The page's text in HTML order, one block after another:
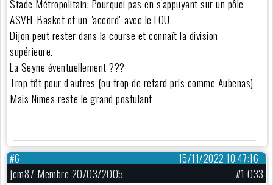
Stade Métropolitain: Pourquoi pas en s'appuyant sur un pôle
ASVEL Basket et un "accord" avec le LOU
Dijon peut rester dans la course et connaît la division
supérieure.
La Seyne éventuellement ???
Trop tôt pour d'autres (ou trop de retard pris comme Aubenas)
Mais Nîmes reste le grand postulant
15/11/2022 10:47:16
#6
jcm87 Membre 20/03/2005
#1 033